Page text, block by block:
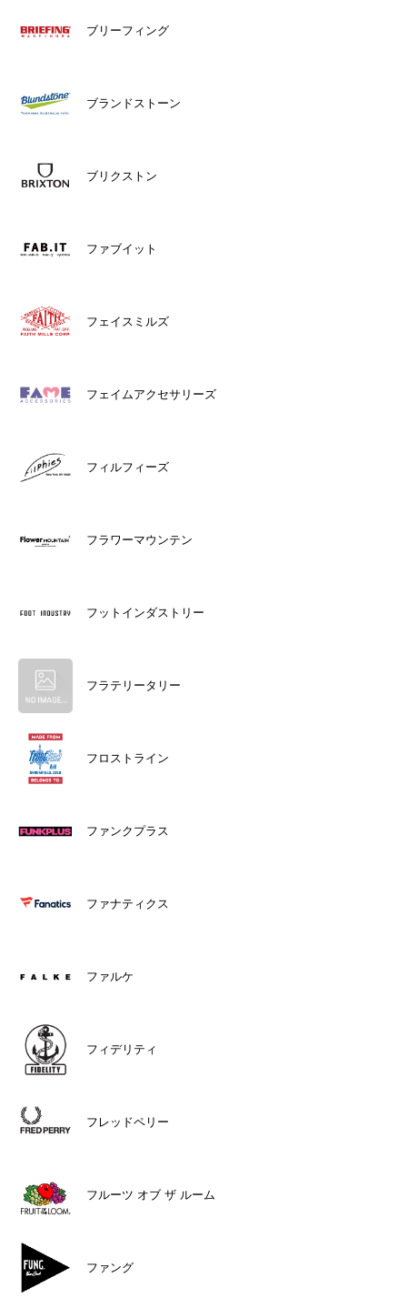
ブリーフィング
ブランドストーン
ブリクストン
ファブイット
フェイスミルズ
フェイムアクセサリーズ
フィルフィーズ
フラワーマウンテン
フットインダストリー
フラテリータリー
フロストライン
ファンクプラス
ファナティクス
ファルケ
フィデリティ
フレッドペリー
フルーツ オブ ザ ルーム
ファング